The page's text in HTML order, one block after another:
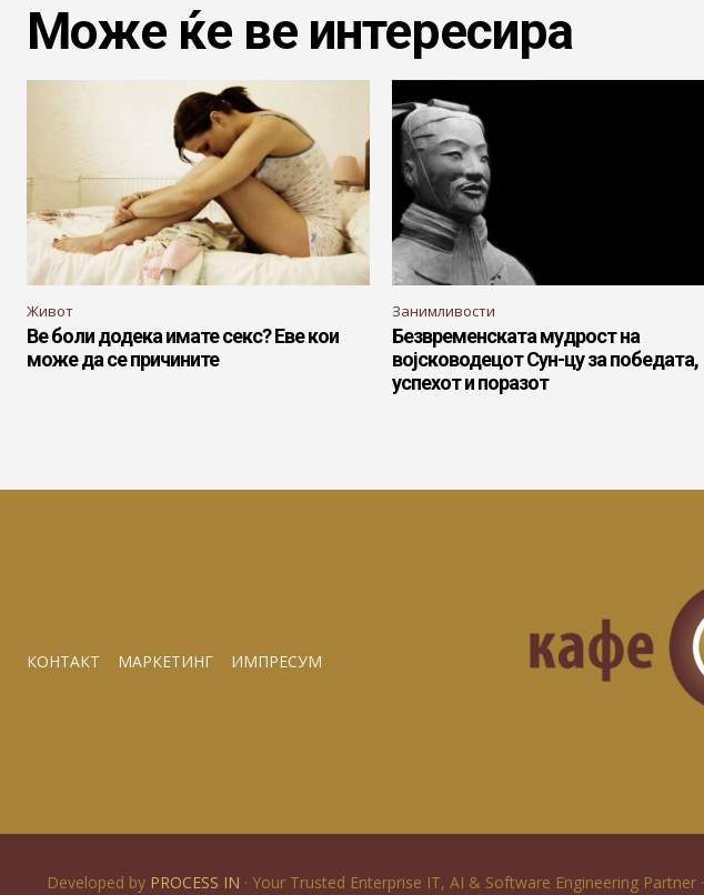
Може ќе ве интересира
Живот
Ве боли додека имате секс? Еве кои
може да се причините
Занимливости
Безвременската мудрост на
војсководецот Сун-цу за победата,
успехот и поразот
КОНТАКТ МАРКЕТИНГ ИМПРЕСУМ
Developed by PROCESS IN · Your Trusted Enterprise IT, AI & Software Engineering Partner ·